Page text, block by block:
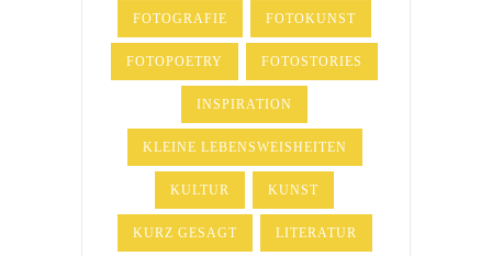
FOTOGRAFIE FOTOKUNST
FOTOPOETRY FOTOSTORIES
INSPIRATION
KLEINE LEBENSWEISHEITEN
KULTUR KUNST
KURZ GESAGT LITERATUR